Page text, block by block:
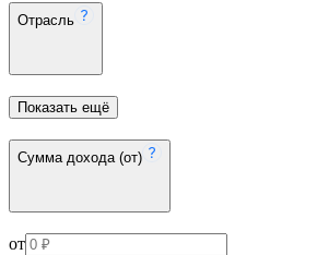
Отрасль
Показать ещё
Сумма дохода (от)
от